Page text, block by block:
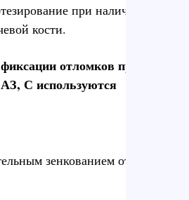
при наличии
кости.
отломков при
С используются
зенкованием отверстия